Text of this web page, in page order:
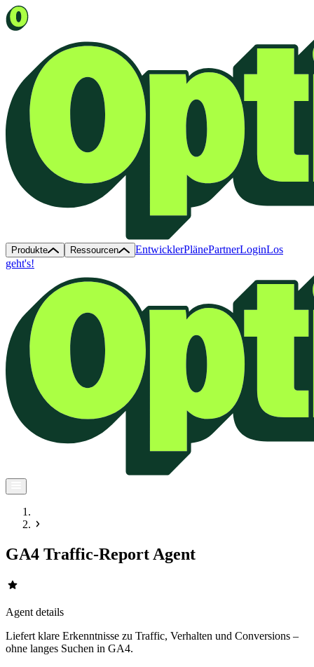
Produkte Ressourcen EntwicklerPlänePartnerLoginLos
geht's!
GA4 Traffic-Report Agent
star
Agent details
Liefert klare Erkenntnisse zu Traffic, Verhalten und Conversions –
ohne langes Suchen in GA4.